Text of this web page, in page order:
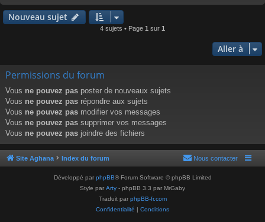
Nouveau sujet
4 sujets • Page 1 sur 1
Aller à
Permissions du forum
Vous ne pouvez pas poster de nouveaux sujets
Vous ne pouvez pas répondre aux sujets
Vous ne pouvez pas modifier vos messages
Vous ne pouvez pas supprimer vos messages
Vous ne pouvez pas joindre des fichiers
Site Aghana Index du forum Nous contacter
Développé par phpBB® Forum Software © phpBB Limited
Style par Arty - phpBB 3.3 par MrGaby
Traduit par phpBB-fr.com
Confidentialité | Conditions